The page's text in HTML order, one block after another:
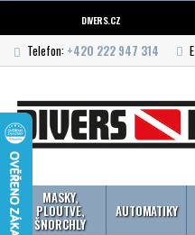
DIVERS.CZ
Telefon: +420 222 947 314
MASKY,
PLOUTVE,
ŠNORCHLY
AUTOMATIKY